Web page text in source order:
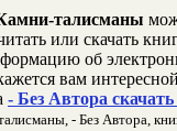
талисманы
или скачать
об
вам
- Без Автора
- Без Автора,